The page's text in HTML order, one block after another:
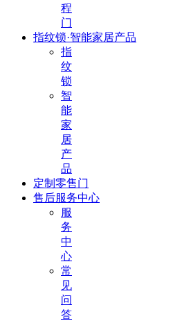
程
门
指纹锁·智能家居产品
指
纹
锁
智
能
家
居
产
品
定制零售门
售后服务中心
服
务
中
心
常
见
问
答